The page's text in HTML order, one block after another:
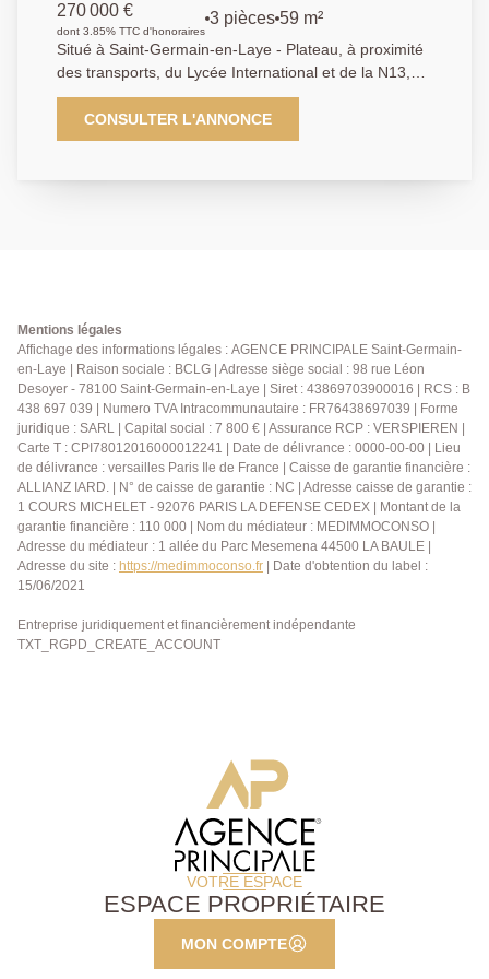
patrimonial, ce bien représente une belle opportunité
dans un secteur apprécié pour son environnement et
sa qualité de vie. Prix : 320 000 € Pour tout
une visite, contactez dès aujourd'hui l'Agence
Principale Saint-Germain-en-Laye.
pièces 59.23 m2 Refait à neuf
270 000 €
dont 3.85% TTC d'honoraires
3 pièces 59 m²
Situé à Saint-Germain-en-Laye - Plateau, à proximité
des transports, du Lycée International et de la N13,
l'Agence Principale vous propose cet appartement de
3 pièces en parfaite état, au 5ème étage avec
ascenseur. Il se compose d'une entrée, d'un séjour
CONSULTER L'ANNONCE
Mentions légales
Affichage des informations légales : AGENCE PRINCIPALE Saint-Germain-
en-Laye | Raison sociale : BCLG | Adresse siège social : 98 rue Léon
Desoyer - 78100 Saint-Germain-en-Laye | Siret : 43869703900016 | RCS : B
438 697 039 | Numero TVA Intracommunautaire : FR76438697039 | Forme
juridique : SARL | Capital social : 7 800 € | Assurance RCP : VERSPIEREN |
Carte T : CPI78012016000012241 | Date de délivrance : 0000-00-00 | Lieu
de délivrance : versailles Paris Ile de France | Caisse de garantie financière :
ALLIANZ IARD. | N° de caisse de garantie : NC | Adresse caisse de garantie :
1 COURS MICHELET - 92076 PARIS LA DEFENSE CEDEX | Montant de la
garantie financière : 110 000 | Nom du médiateur : MEDIMMOCONSO |
Adresse du médiateur : 1 allée du Parc Mesemena 44500 LA BAULE |
Adresse du site : https://medimmoconso.fr | Date d'obtention du label :
15/06/2021
Entreprise juridiquement et financièrement indépendante
TXT_RGPD_CREATE_ACCOUNT
VOTRE ESPACE
ESPACE PROPRIÉTAIRE
MON COMPTE